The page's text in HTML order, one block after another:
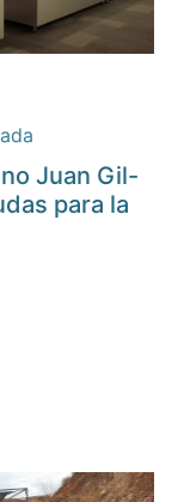
Juan Gil-
para la